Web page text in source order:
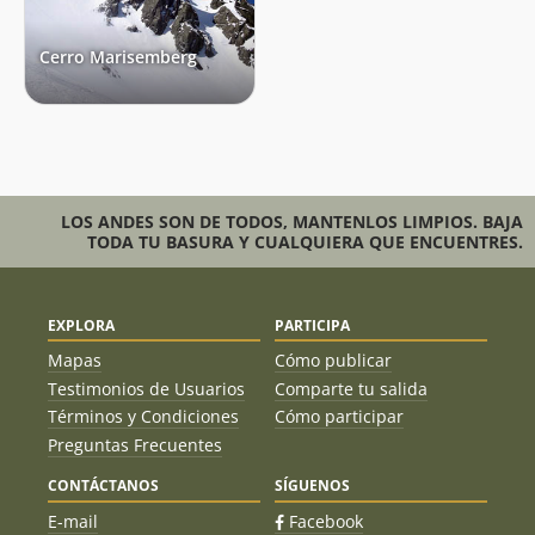
Cerro Marisemberg
LOS ANDES SON DE TODOS, MANTENLOS LIMPIOS. BAJA
TODA TU BASURA Y CUALQUIERA QUE ENCUENTRES.
EXPLORA
Mapas
Testimonios de Usuarios
Términos y Condiciones
Preguntas Frecuentes
PARTICIPA
Cómo publicar
Comparte tu salida
Cómo participar
CONTÁCTANOS
E-mail
SÍGUENOS
Facebook